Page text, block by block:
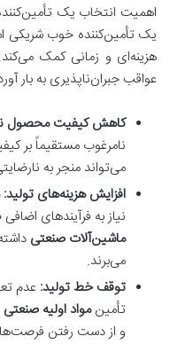
اهمیت انتخاب یک تأمین‌کننده
یک تأمین‌کننده خوب شریکی
هزینه‌ای و زمانی کمک
عواقب جبران‌ناپذیری به بار
کاهش کیفیت محصول
نامرغوب مستقیماً بر
می‌تواند منجر به
افزایش هزینه‌های تولید:
نیاز به فرآیندهای
ماشین‌آلات صنعتی
می‌برند.
توقف خط تولید: عدم
تأمینمواد اولیه صنعتی
و از دست رفتن